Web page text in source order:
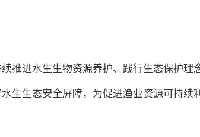
推进水生生物资源养护、践行生态保护
生生态安全屏障，为促进渔业资源可持续